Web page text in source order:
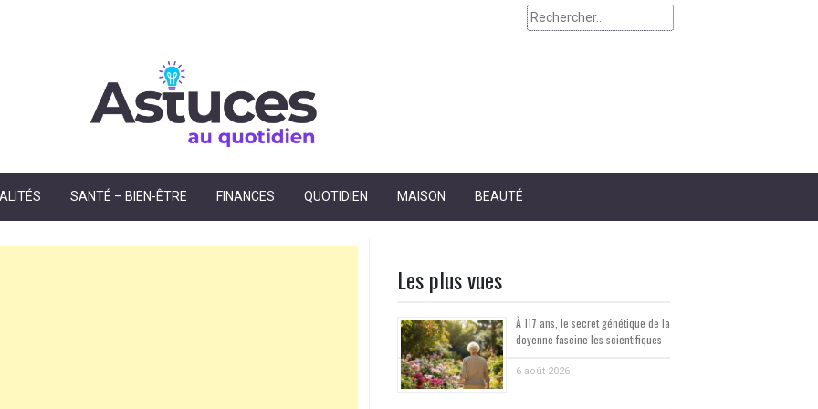
Rechercher :
SANTÉ – BIEN-ÊTRE FINANCES QUOTIDIEN MAISON BEAUTÉ
Les plus vues
À 117 ans, le secret génétique de la
doyenne fascine les scientifiques
6 août 2026